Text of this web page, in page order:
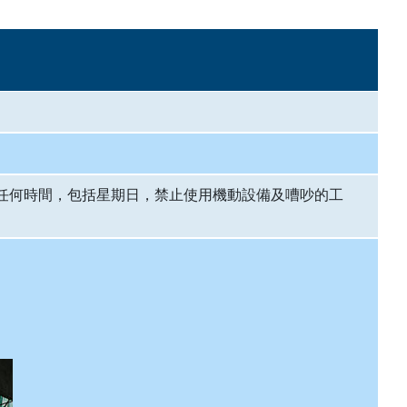
時間，包括星期日，禁止使用機動設備及嘈吵的工